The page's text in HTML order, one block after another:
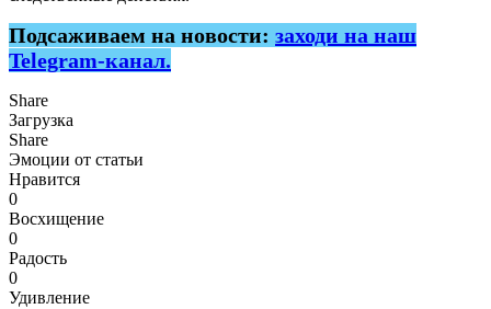
Подсаживаем на новости: заходи на наш
Telegram-канал.
Share
Загрузка
Share
Эмоции от статьи
Нравится
0
Восхищение
0
Радость
0
Удивление